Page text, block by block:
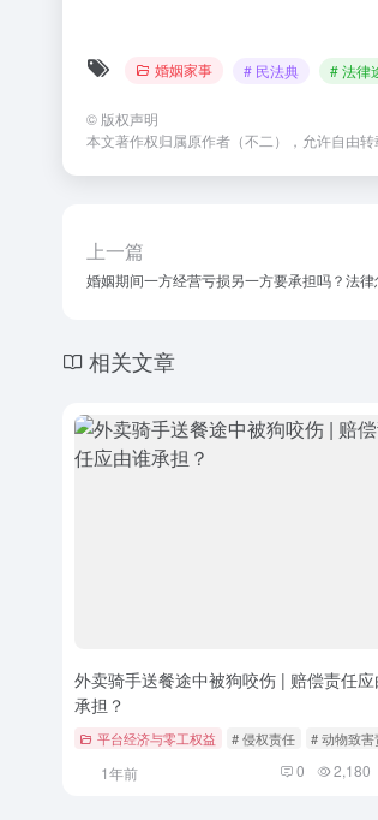
婚姻家事 # 民法典 # 法律
© 版权声明
本文著作权归属原作者（不二），允许自由
上一篇
婚姻期间一方经营亏损另一方要承担吗？法律
相关文章
外卖骑手送餐途中被狗咬伤 | 赔偿责任
承担？
平台经济与零工权益 # 侵权责任 # 动物致害
1年前 0 2,180